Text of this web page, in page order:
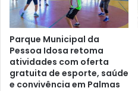
Parque Municipal da
Pessoa Idosa retoma
atividades com oferta
gratuita de esporte, saúde
e convivência em Palmas